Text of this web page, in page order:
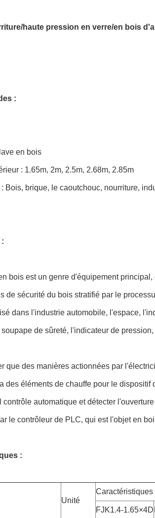
haute pression en verre/en bois
:
en bois
: 1.65m, 2m, 2.5m, 2.68m, 2.85m
Bois, brique, le caoutchouc, nourriture,
bois est un genre d'équipement
de sécurité du bois stratifié par le
dans l'industrie automobile, l'espace,
de sûreté, l'indicateur de
que des manières actionnées par
des éléments de chauffe pour le
contrôle automatique et détecter
le contrôleur de PLC, qui est l'objet en
:
Unité
Caractéristiques
FJK1.4-1.65×4D